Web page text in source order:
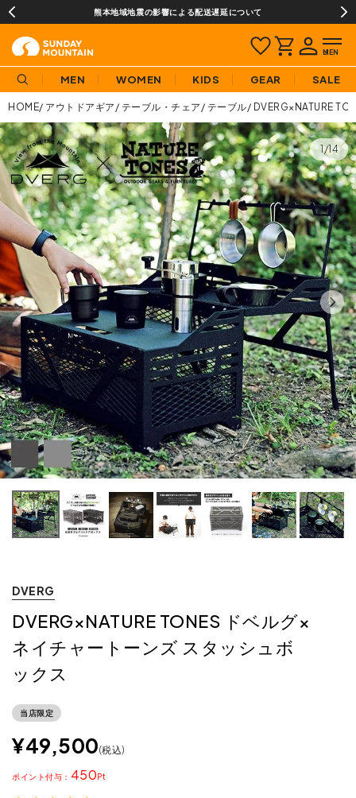
熊本地域地震の影響による配送遅延について
MEN WOMEN KIDS GEAR SALE
HOME アウトドアギア テーブル・チェア テーブル DVERG×NATURE
1/14
DVERG
DVERG×NATURE TONES ドベルグ×
ネイチャートーンズ スタッシュボ
ックス
当店限定
¥49,500 税込
450
ポイント